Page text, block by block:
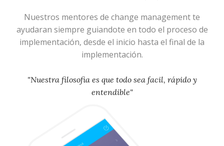
Nuestros mentores de change management te
ayudaran siempre guiandote en todo el proceso de
implementación, desde el inicio hasta el final de la
implementación.
"Nuestra filosofia es que todo sea facil, rápido y
entendible"